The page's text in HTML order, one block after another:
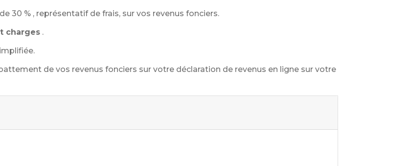
30 % , représentatif de frais, sur vos revenus fonciers.
charges .
de vos revenus fonciers sur votre déclaration de revenus en ligne sur votre